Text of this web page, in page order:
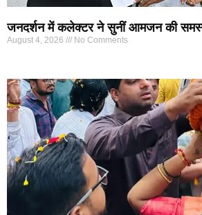
जनदर्शन में कलेक्टर ने सुनीं आमजन की
August 4, 2026 No Comments